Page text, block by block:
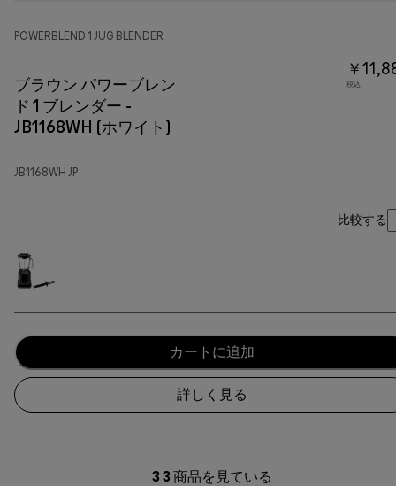
POWERBLEND 1 JUG BLENDER
ブラウン パワーブレン
ド 1 ブレンダー -
JB1168WH (ホワイト)
JB1168WH JP
￥
税込
比較する
カートに追加
詳しく見る
3 3 商品を見ている